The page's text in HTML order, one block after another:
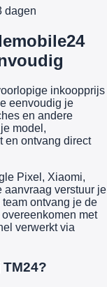
dagen
inkoopprijs
eenvoudig je
en andere
model,
en ontvang direct
Pixel, Xiaomi,
aanvraag verstuur je
ontvang je de
met
verwerkt via